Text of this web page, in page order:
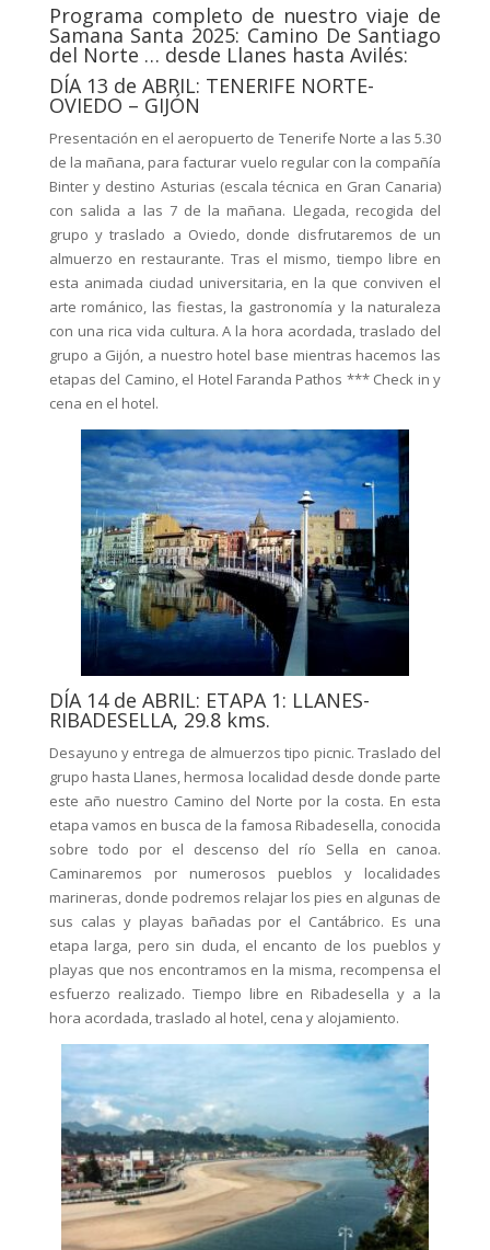
Programa completo de nuestro viaje de
Samana Santa 2025: Camino De Santiago
del Norte … desde Llanes hasta Avilés:
DÍA 13 de ABRIL: TENERIFE NORTE-
OVIEDO – GIJÓN
Presentación en el aeropuerto de Tenerife Norte a las 5.30
de la mañana, para facturar vuelo regular con la compañía
Binter y destino Asturias (escala técnica en Gran Canaria)
con salida a las 7 de la mañana. Llegada, recogida del
grupo y traslado a Oviedo, donde disfrutaremos de un
almuerzo en restaurante. Tras el mismo, tiempo libre en
esta animada ciudad universitaria, en la que conviven el
arte románico, las fiestas, la gastronomía y la naturaleza
con una rica vida cultura. A la hora acordada, traslado del
grupo a Gijón, a nuestro hotel base mientras hacemos las
etapas del Camino, el Hotel Faranda Pathos *** Check in y
cena en el hotel.
DÍA 14 de ABRIL: ETAPA 1: LLANES-
RIBADESELLA, 29.8 kms.
Desayuno y entrega de almuerzos tipo picnic. Traslado del
grupo hasta Llanes, hermosa localidad desde donde parte
este año nuestro Camino del Norte por la costa. En esta
etapa vamos en busca de la famosa Ribadesella, conocida
sobre todo por el descenso del río Sella en canoa.
Caminaremos por numerosos pueblos y localidades
marineras, donde podremos relajar los pies en algunas de
sus calas y playas bañadas por el Cantábrico. Es una
etapa larga, pero sin duda, el encanto de los pueblos y
playas que nos encontramos en la misma, recompensa el
esfuerzo realizado. Tiempo libre en Ribadesella y a la
hora acordada, traslado al hotel, cena y alojamiento.